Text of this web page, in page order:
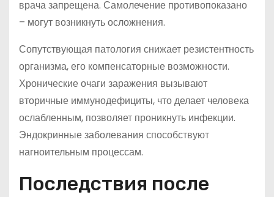
врача запрещена. Самолечение противопоказано
– могут возникнуть осложнения.
Сопутствующая патология снижает резистентность
организма, его компенсаторные возможности.
Хронические очаги заражения вызывают
вторичные иммунодефициты, что делает человека
ослабленным, позволяет проникнуть инфекции.
Эндокринные заболевания способствуют
нагноительным процессам.
Последствия после